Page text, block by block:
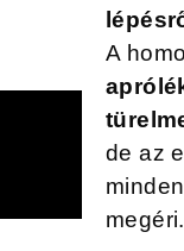
A
de az
megéri.